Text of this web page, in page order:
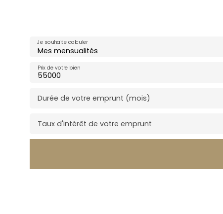
Mes mensualités
Je souhaite calculer
Prix de votre bien
Durée de votre emprunt (mois)
Taux d'intérêt de votre emprunt